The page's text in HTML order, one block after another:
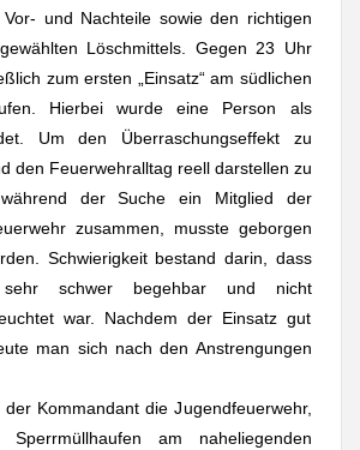
Vor- und Nachteile sowie den richtigen
Löschmittels. Gegen 23 Uhr
zum ersten „Einsatz“ am südlichen
Hierbei wurde eine Person als
Um den Überraschungseffekt zu
den Feuerwehralltag reell darstellen zu
der Suche ein Mitglied der
zusammen, musste geborgen
Schwierigkeit bestand darin, dass
schwer begehbar und nicht
war. Nachdem der Einsatz gut
man sich nach den Anstrengungen
der Kommandant die Jugendfeuerwehr,
Sperrmüllhaufen am naheliegenden